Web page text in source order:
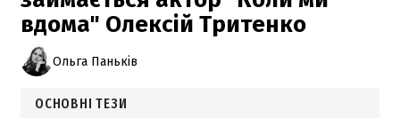
вдома" Олексій Тритенко
Ольга Паньків
ОСНОВНІ ТЕЗИ